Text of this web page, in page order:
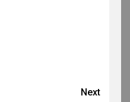
Next